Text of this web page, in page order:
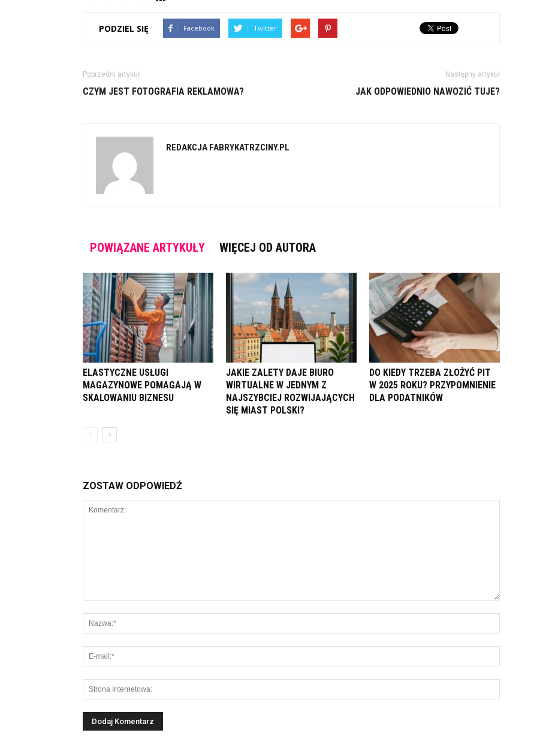
PODZIEL SIĘ Facebook Twitter
Poprzedni artykuł
CZYM JEST FOTOGRAFIA REKLAMOWA?
Następny artykuł
JAK ODPOWIEDNIO NAWOZIĆ TUJE?
REDAKCJA FABRYKATRZCINY.PL
POWIĄZANE ARTYKUŁY WIĘCEJ OD AUTORA
ELASTYCZNE USŁUGI
MAGAZYNOWE POMAGAJĄ W
SKALOWANIU BIZNESU
JAKIE ZALETY DAJE BIURO
WIRTUALNE W JEDNYM Z
NAJSZYBCIEJ ROZWIJAJĄCYCH
SIĘ MIAST POLSKI?
DO KIEDY TRZEBA ZŁOŻYĆ PIT
W 2025 ROKU? PRZYPOMNIENIE
DLA PODATNIKÓW
ZOSTAW ODPOWIEDŹ